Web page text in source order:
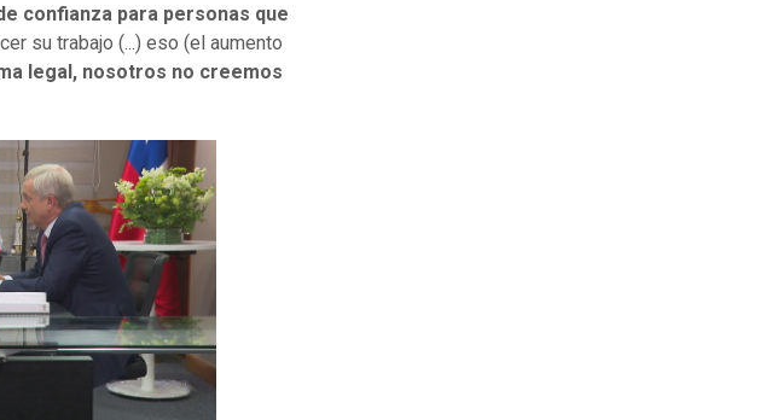
confianza para personas que
su trabajo (...) eso (el aumento
legal, nosotros no creemos